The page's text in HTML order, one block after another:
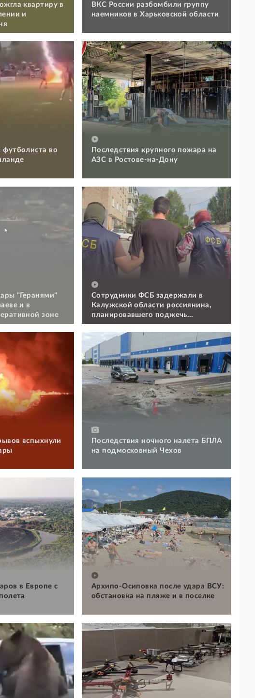
квартиру в
и
ВКС России разбомбили группу
наемников в Харьковской области
во
Последствия крупного пожара на
АЗС в Ростове-на-Дону
"Геранями"
и в
зоне
Сотрудники ФСБ задержали в
Калужской области россиянина,
планировавшего поджечь
военкомат
вспыхнули
Последствия ночного налета БПЛА
на подмосковный Чехов
в Европе с
Архипо-Осиповка после удара ВСУ:
обстановка на пляже и в поселке